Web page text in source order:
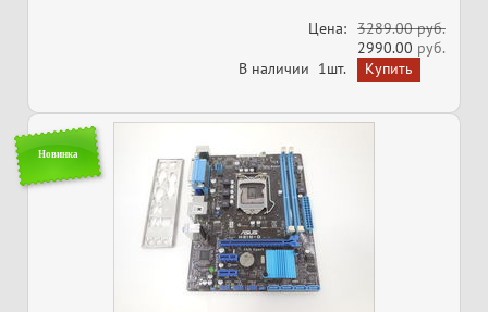
Цена: 3289.00 руб.
2990.00 руб.
В наличии 1шт.
Новинка